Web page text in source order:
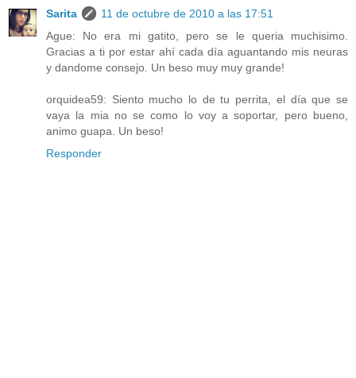
Sarita
11 de octubre de 2010 a las 17:51
Ague: No era mi gatito, pero se le queria muchisimo.
Gracias a ti por estar ahí cada día aguantando mis neuras
y dandome consejo. Un beso muy muy grande!
orquidea59: Siento mucho lo de tu perrita, el día que se
vaya la mia no se como lo voy a soportar, pero bueno,
animo guapa. Un beso!
Responder